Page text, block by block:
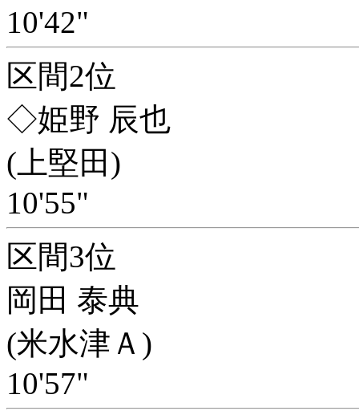
10'42"
区間2位
◇姫野 辰也
(上堅田)
10'55"
区間3位
岡田 泰典
(米水津Ａ)
10'57"